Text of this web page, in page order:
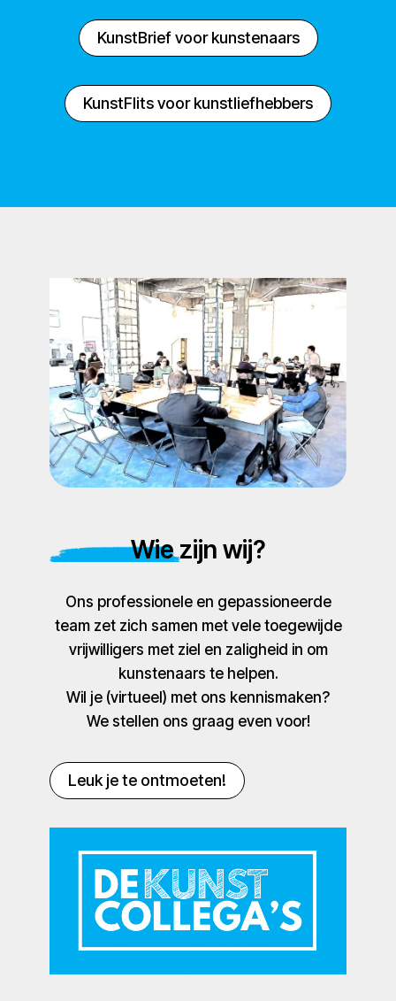
KunstBrief voor kunstenaars
KunstFlits voor kunstliefhebbers
Wie zijn wij?
Ons professionele en gepassioneerde
team zet zich samen met vele toegewijde
vrijwilligers met ziel en zaligheid in om
kunstenaars te helpen.
Wil je (virtueel) met ons kennismaken?
We stellen ons graag even voor!
Leuk je te ontmoeten!